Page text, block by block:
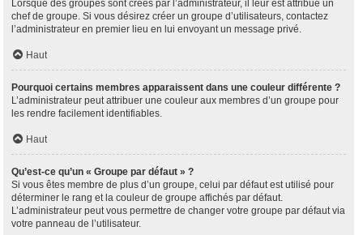
Lorsque des groupes sont créés par l’administrateur, il leur est attribué un
chef de groupe. Si vous désirez créer un groupe d’utilisateurs, contactez
l’administrateur en premier lieu en lui envoyant un message privé.
Haut
Pourquoi certains membres apparaissent dans une couleur différente ?
L’administrateur peut attribuer une couleur aux membres d’un groupe pour
les rendre facilement identifiables.
Haut
Qu’est-ce qu’un « Groupe par défaut » ?
Si vous êtes membre de plus d’un groupe, celui par défaut est utilisé pour
déterminer le rang et la couleur de groupe affichés par défaut.
L’administrateur peut vous permettre de changer votre groupe par défaut via
votre panneau de l’utilisateur.